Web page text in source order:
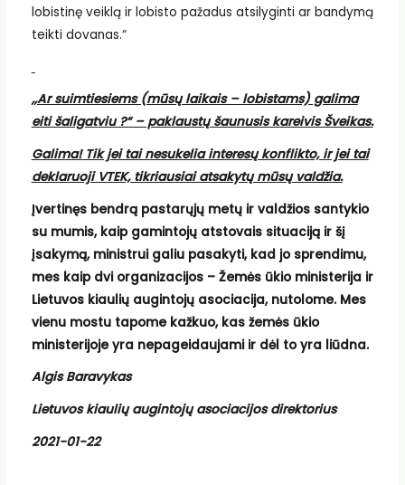
lobistinę veiklą ir lobisto pažadus atsilyginti ar bandymą
teikti dovanas.“
,,Ar suimtiesiems (mūsų laikais – lobistams) galima
eiti šaligatviu ?“ – paklaustų šaunusis kareivis Šveikas.
Galima! Tik jei tai nesukelia interesų konflikto, ir jei tai
deklaruoji VTEK, tikriausiai atsakytų mūsų valdžia.
Įvertinęs bendrą pastarųjų metų ir valdžios santykio
su mumis, kaip gamintojų atstovais situaciją ir šį
įsakymą, ministrui galiu pasakyti, kad jo sprendimu,
mes kaip dvi organizacijos – Žemės ūkio ministerija ir
Lietuvos kiaulių augintojų asociacija, nutolome. Mes
vienu mostu tapome kažkuo, kas žemės ūkio
ministerijoje yra nepageidaujami ir dėl to yra liūdna.
Algis Baravykas
Lietuvos kiaulių augintojų asociacijos direktorius
2021-01-22